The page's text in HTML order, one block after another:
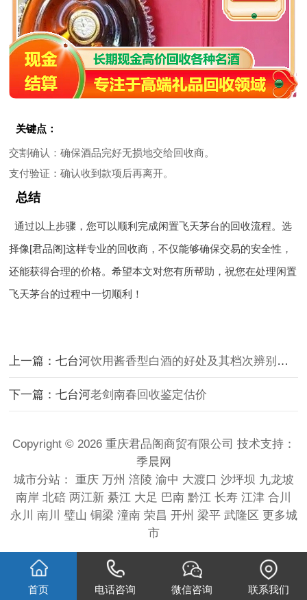
关键点：
交割确认 ：确保酒品完好无损地交给回收商。
支付验证 ：确认收到款项后再离开。
总结
通过以上步骤，您可以顺利完成闲置飞天茅台的回收流程。选
择像[君品阁]这样专业的回收商，不仅能够确保交易的安全性，
还能获得合理的价格。希望本文对您有所帮助，祝您在处理闲置
飞天茅台的过程中一切顺利！
上一篇：七台河饮用酱香型白酒的好处及其档次辨别方法
下一篇：七台河老剑南春回收鉴定估价
Copyright © 2026 重庆君品阁商贸有限公司 技术支持：
季晨网
城市分站： 重庆 万州 涪陵 渝中 大渡口 沙坪坝 九龙坡
南岸 北碚 两江新 綦江 大足 巴南 黔江 长寿 江津 合川
永川
南川 璧山 铜梁 潼南 荣昌 开州 梁平 武隆区 更多城
市
首页 电话咨询 微信咨询 联系我们